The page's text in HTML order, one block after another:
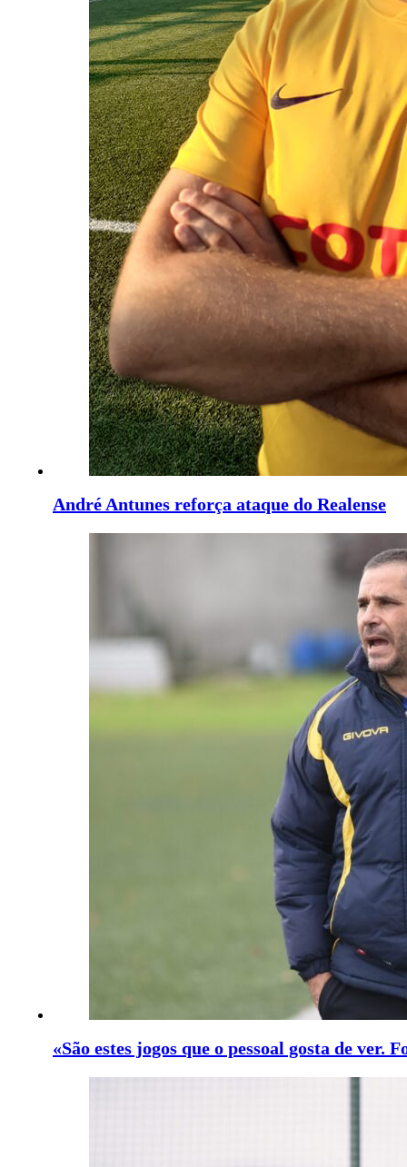
André Antunes reforça ataque do Realense
«São estes jogos que o pessoal gosta de ver.